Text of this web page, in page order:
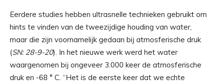
Eerdere studies hebben ultrasnelle technieken gebruikt om
hints te vinden van de tweezijdige houding van water,
maar die zijn voornamelijk gedaan bij atmosferische druk
(SN: 28-9-20). In het nieuwe werk werd het water
waargenomen bij ongeveer 3.000 keer de atmosferische
druk en -68 ° C. “Het is de eerste keer dat we echte